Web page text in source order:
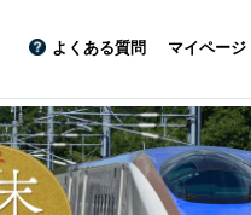
よくある質問
マイページ
お